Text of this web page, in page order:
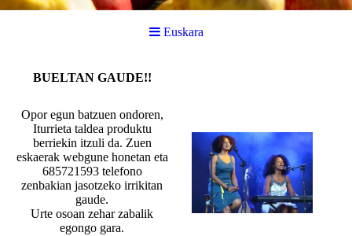
Euskara
BUELTAN GAUDE!!
Opor egun batzuen ondoren,
Iturrieta taldea produktu
berriekin itzuli da. Zuen
eskaerak webgune honetan eta
685721593 telefono
zenbakian jasotzeko irrikitan
gaude.
Urte osoan zehar zabalik
egongo gara.